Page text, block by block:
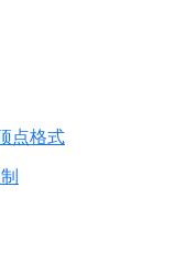
点格式